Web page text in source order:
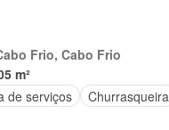
Frio, Cabo Frio
m²
de serviços Churrasqueira